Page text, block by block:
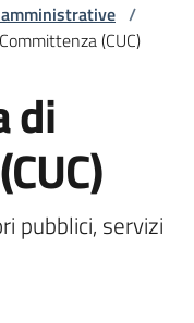
/
(CUC)
di
pubblici, servizi